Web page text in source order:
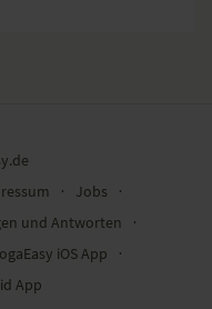
∙ Jobs
∙
und Antworten
∙
iOS App
∙
App